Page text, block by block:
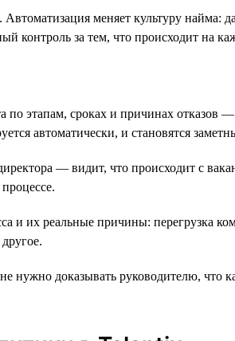
меняет культуру найма:
контроль за тем, что происходит на
этапам, сроках и причинах отказов —
автоматически, и становятся
— видит, что происходит с
и их реальные причины: перегрузка
нужно доказывать руководителю, что